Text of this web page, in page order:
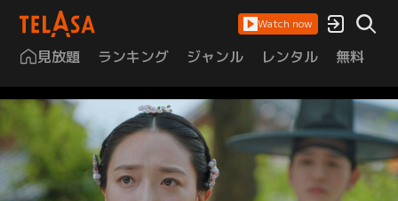
Watch now
見放題 ランキング ジャンル レンタル 無料